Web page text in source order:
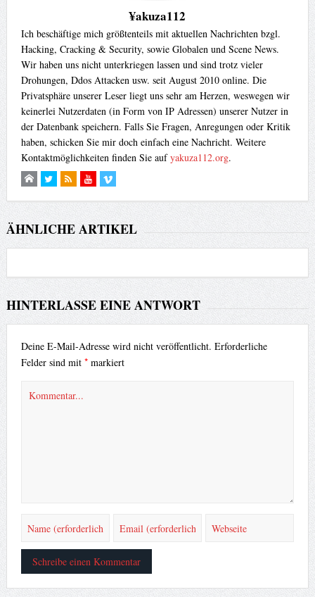
¥akuza112
Ich beschäftige mich größtenteils mit aktuellen Nachrichten bzgl.
Hacking, Cracking & Security, sowie Globalen und Scene News.
Wir haben uns nicht unterkriegen lassen und sind trotz vieler
Drohungen, Ddos Attacken usw. seit August 2010 online. Die
Privatsphäre unserer Leser liegt uns sehr am Herzen, weswegen wir
keinerlei Nutzerdaten (in Form von IP Adressen) unserer Nutzer in
der Datenbank speichern. Falls Sie Fragen, Anregungen oder Kritik
haben, schicken Sie mir doch einfach eine Nachricht. Weitere
Kontaktmöglichkeiten finden Sie aufyakuza112.org.
ÄHNLICHE ARTIKEL
HINTERLASSE EINE ANTWORT
Deine E-Mail-Adresse wird nicht veröffentlicht. Erforderliche
Felder sind mit *markiert